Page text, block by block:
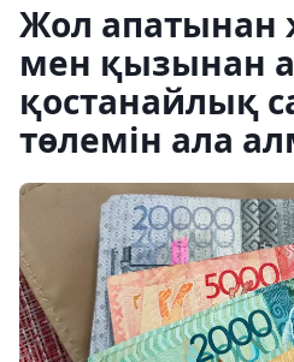
Жол апатынан
мен қызынан
қостанайлық
төлемін ала